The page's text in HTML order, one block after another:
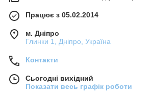
Працює з 05.02.2014
м. Дніпро
Глинки 1, Дніпро, Україна
Контакти
Сьогодні вихідний
Показати весь графік роботи